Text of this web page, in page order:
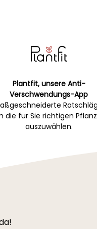
Plantfit, unsere Anti-
Verschwendungs-App
die für Sie richtigen
auszuwählen.